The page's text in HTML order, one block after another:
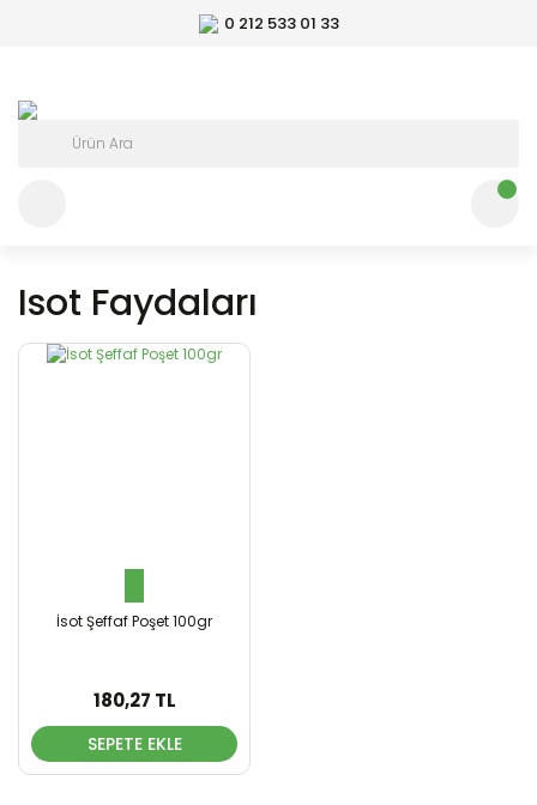
0 212 533 01 33
Isot Faydaları
İsot Şeffaf Poşet 100gr
180,27 TL
SEPETE EKLE